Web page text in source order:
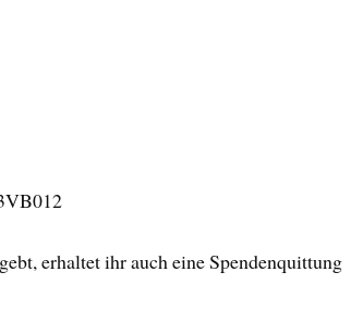
erhaltet ihr auch eine Spendenquittung